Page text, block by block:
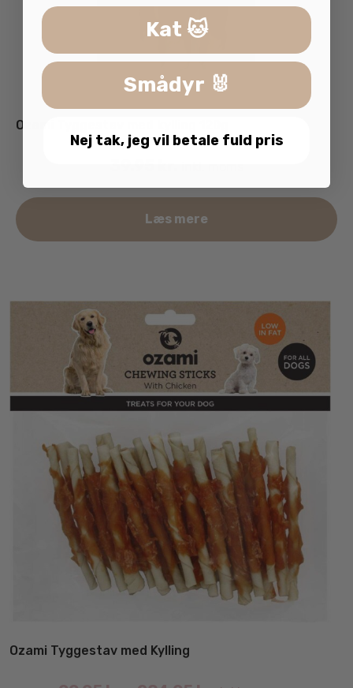
Ozami Tyggestav med kylling 120g
Læs mere
Ozami Tyggestav med Kylling
Kat 🐱
Smådyr 🐰
Nej tak, jeg vil betale fuld pris